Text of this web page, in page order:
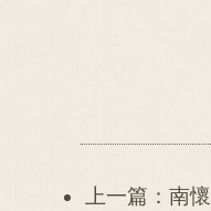
上一篇：南